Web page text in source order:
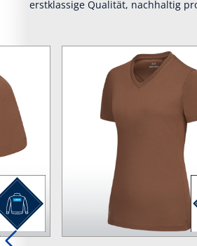
erstklassige Qualität, nachhaltig